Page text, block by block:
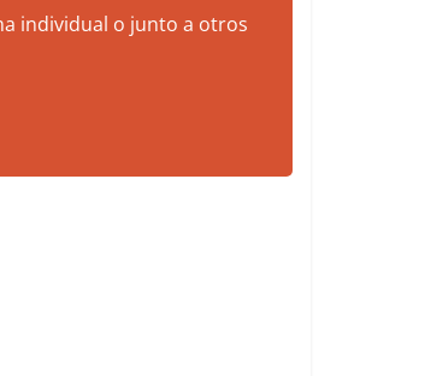
individual o junto a otros